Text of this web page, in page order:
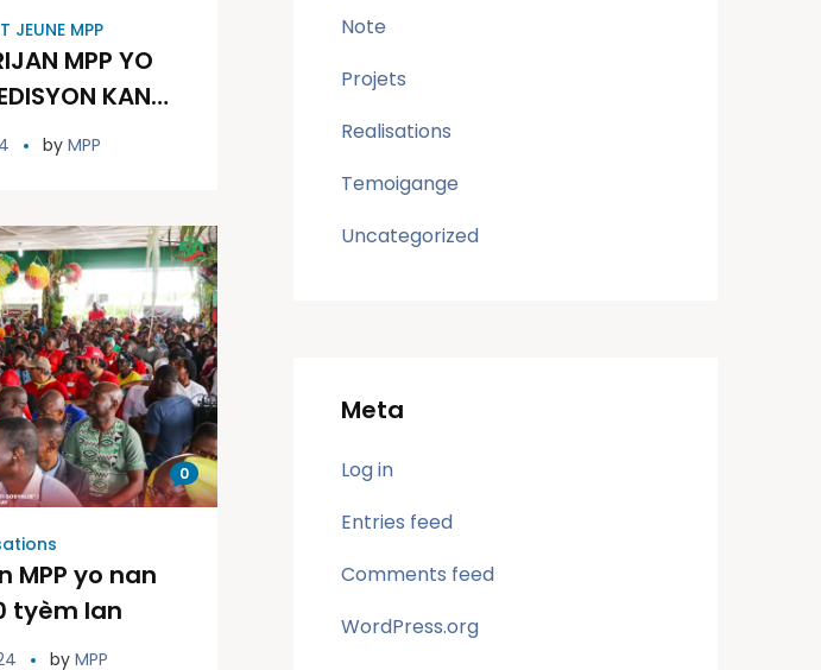
JEUNE MPP
MPP YO
KAN
ALIMANTÈ A
byMPP
0
MPP yo nan
tyèm lan
byMPP
Note
Projets
Realisations
Temoigange
Uncategorized
Meta
Log in
Entries feed
Comments feed
WordPress.org